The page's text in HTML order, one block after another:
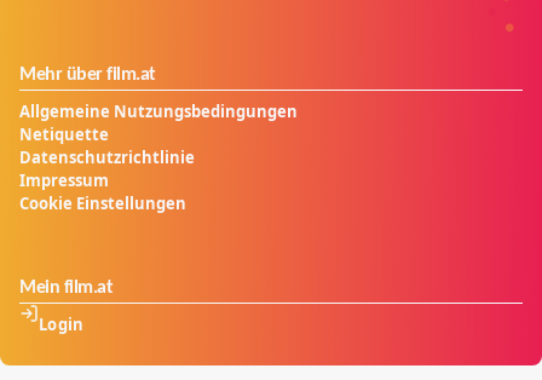
Mehr über film.at
Allgemeine Nutzungsbedingungen
Netiquette
Datenschutzrichtlinie
Impressum
Cookie Einstellungen
Mein film.at
Login